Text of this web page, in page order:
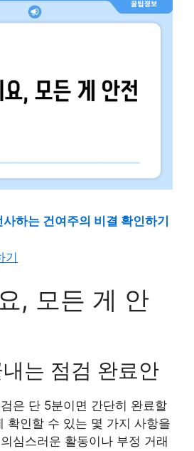
하는 건여주의 비결 확인하기
기
, 모든 게 안
는 점검 완료안
은 단 5분이면 간단히 완료할
확인할 수 있는 몇 가지 사항을
심스러운 활동이나 부정 거래